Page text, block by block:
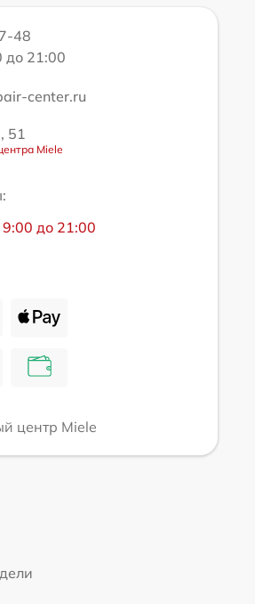
48
до 21:00
center.ru
51
Miele
до 21:00
центр Miele